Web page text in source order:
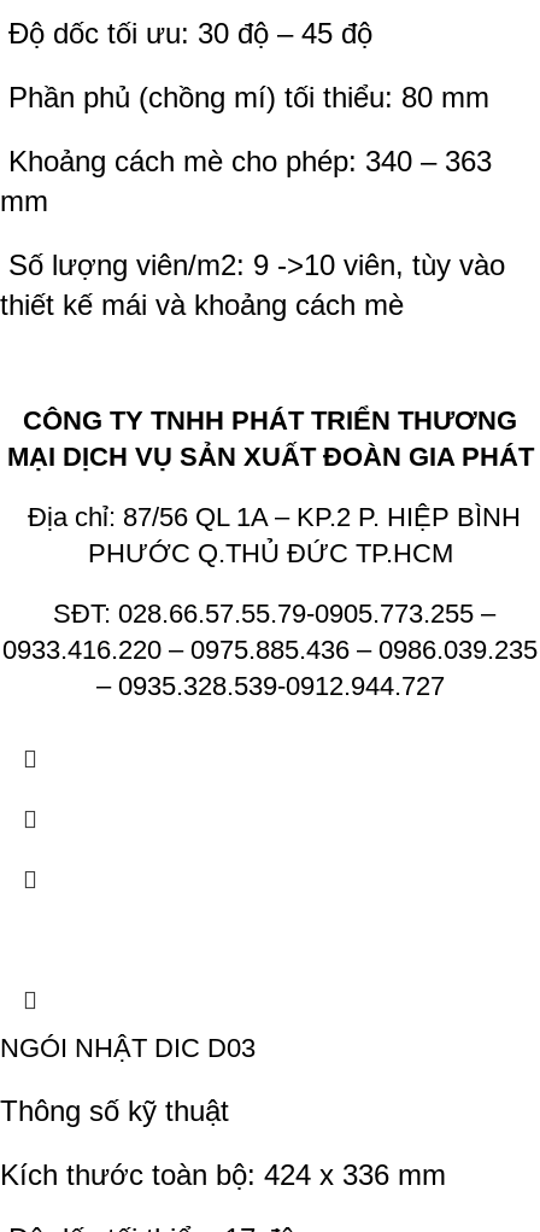
Độ dốc tối ưu: 30 độ – 45 độ
Phần phủ (chồng mí) tối thiểu: 80 mm
Khoảng cách mè cho phép: 340 – 363
mm
Số lượng viên/m2: 9 ->10 viên, tùy vào
thiết kế mái và khoảng cách mè
CÔNG TY TNHH PHÁT TRIỂN THƯƠNG
MẠI DỊCH VỤ SẢN XUẤT ĐOÀN GIA PHÁT
Địa chỉ: 87/56 QL 1A – KP.2 P. HIỆP BÌNH
PHƯỚC Q.THỦ ĐỨC TP.HCM
SĐT: 028.66.57.55.79-0905.773.255 –
0933.416.220 – 0975.885.436 – 0986.039.235
– 0935.328.539-0912.944.727
NGÓI NHẬT DIC D03
Thông số kỹ thuật
Kích thước toàn bộ: 424 x 336 mm